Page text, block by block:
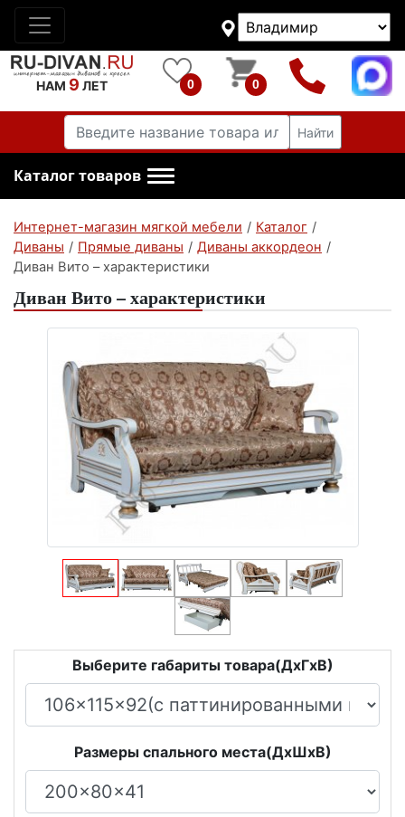
НАМ 9 ЛЕТ 0 0
Найти
Каталог товаров
Интернет-магазин мягкой мебели / Каталог /
Диваны / Прямые диваны / Диваны аккордеон /
Диван Вито – характеристики
Диван Вито – характеристики
Выберите габариты товара(ДxГxВ)
Размеры спального места(ДxШxВ)